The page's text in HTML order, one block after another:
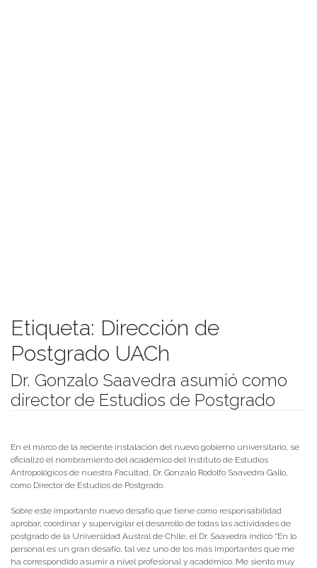
Etiqueta: Dirección de
Postgrado UACh
Dr. Gonzalo Saavedra asumió como
director de Estudios de Postgrado
En el marco de la reciente instalación del nuevo gobierno universitario, se
oficializó el nombramiento del académico del Instituto de Estudios
Antropológicos de nuestra Facultad, Dr. Gonzalo Rodolfo Saavedra Gallo,
como Director de Estudios de Postgrado.
Sobre este importante nuevo desafío que tiene como responsabilidad
aprobar, coordinar y supervigilar el desarrollo de todas las actividades de
postgrado de la Universidad Austral de Chile, el Dr. Saavedra indicó “En lo
personal es un gran desafío, tal vez uno de los más importantes que me
ha correspondido asumir a nivel profesional y académico. Me siento muy